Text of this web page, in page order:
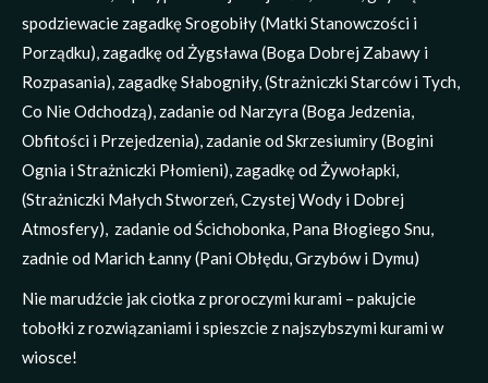
spodziewacie zagadkę Srogobiły (Matki Stanowczości i
Porządku), zagadkę od Żygsława (Boga Dobrej Zabawy i
Rozpasania), zagadkę Słabogniły, (Strażniczki Starców i Tych,
Co Nie Odchodzą), zadanie od Narzyra (Boga Jedzenia,
Obfitości i Przejedzenia), zadanie od Skrzesiumiry (Bogini
Ognia i Strażniczki Płomieni), zagadkę od Żywołapki,
(Strażniczki Małych Stworzeń, Czystej Wody i Dobrej
Atmosfery), zadanie od Ścichobonka, Pana Błogiego Snu,
zadnie od Marich Łanny (Pani Obłędu, Grzybów i Dymu)
Nie marudźcie jak ciotka z proroczymi kurami – pakujcie
tobołki z rozwiązaniami i spieszcie z najszybszymi kurami w
wiosce!